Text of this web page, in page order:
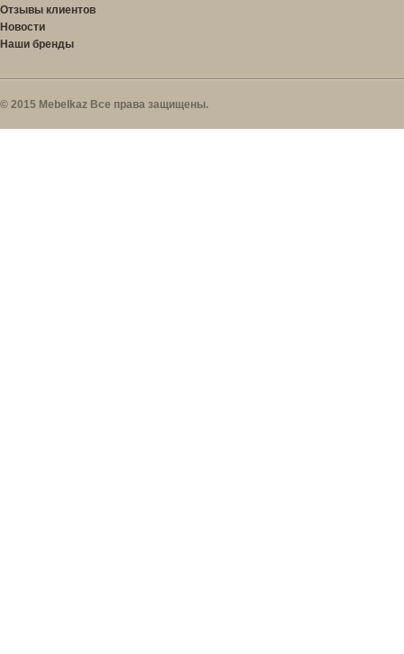
Отзывы клиентов
Новости
Наши бренды
© 2015 Mebelkaz Все права защищены.